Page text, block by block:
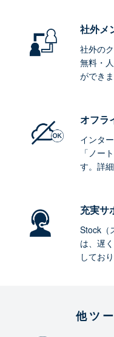
社外メ
社外の
無料・
ができ
オフラ
インタ
「ノー
す。詳
充実サ
Stock（
は、遅
してお
他ツ